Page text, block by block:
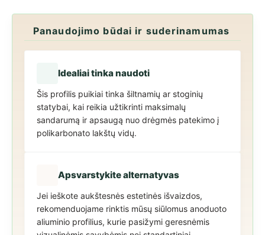
Panaudojimo būdai ir suderinamumas
Idealiai tinka naudoti
Šis profilis puikiai tinka šiltnamių ar stoginių
statybai, kai reikia užtikrinti maksimalų
sandarumą ir apsaugą nuo drėgmės patekimo į
polikarbonato lakštų vidų.
Apsvarstykite alternatyvas
Jei ieškote aukštesnės estetinės išvaizdos,
rekomenduojame rinktis mūsų siūlomus anoduoto
aliuminio profilius, kurie pasižymi geresnėmis